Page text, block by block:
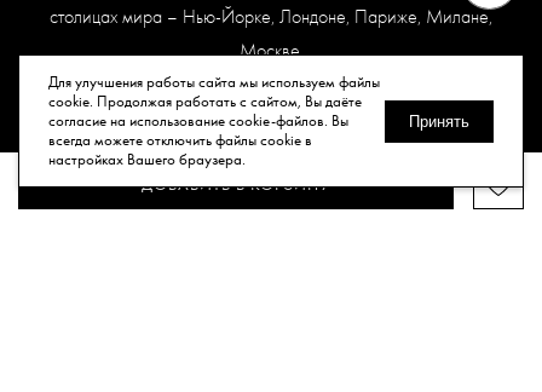
Для улучшения работы сайта мы используем файлы
cookie. Продолжая работать с сайтом, Вы даёте
согласие на использование cookie-файлов. Вы
всегда можете отключить файлы cookie в
настройках Вашего браузера.
Принять
ДОБАВИТЬ В КОРЗИНУ
столицах мира – Нью-Йорке, Лондоне, Париже, Милане,
Москве.
Карта сайта
© Все права защищены, 2026.